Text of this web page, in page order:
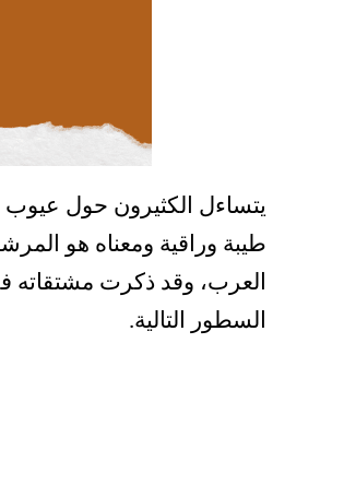
يتساءل الكثيرون حول
طيبة وراقية ومعناه هو
العرب، وقد ذكرت مشتقاته
السطور التالية.